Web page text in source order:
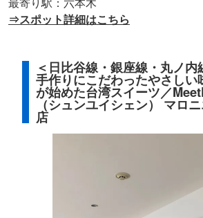
⇒スポット詳細はこちら
＜日比谷線・銀座線・丸ノ内
手作りにこだわったやさし
が始めた台湾スイーツ／
（シュンユイシェン） マロ
店